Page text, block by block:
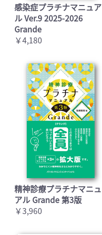
感染症プラチナマニュア
ル Ver.9 2025-2026
Grande
￥4,180
精神診療プラチナマニュ
アル Grande 第3版
￥3,960